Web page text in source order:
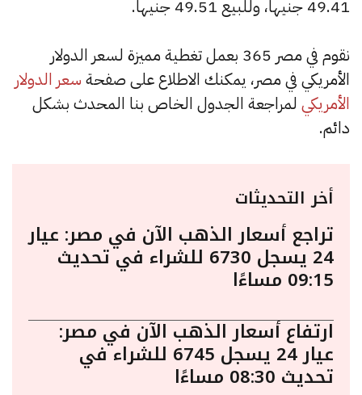
49.41 جنيها، وللبيع 49.51 جنيها.
نقوم في مصر 365 بعمل تغطية مميزة لسعر الدولار
الأمريكي في مصر، يمكنك الاطلاع على صفحة سعر الدولار
الأمريكي لمراجعة الجدول الخاص بنا المحدث بشكل
دائم.
أخر التحديثات
تراجع أسعار الذهب الآن في مصر: عيار
24 يسجل 6730 للشراء في تحديث
09:15 مساءًا
ارتفاع أسعار الذهب الآن في مصر:
عيار 24 يسجل 6745 للشراء في
تحديث 08:30 مساءًا